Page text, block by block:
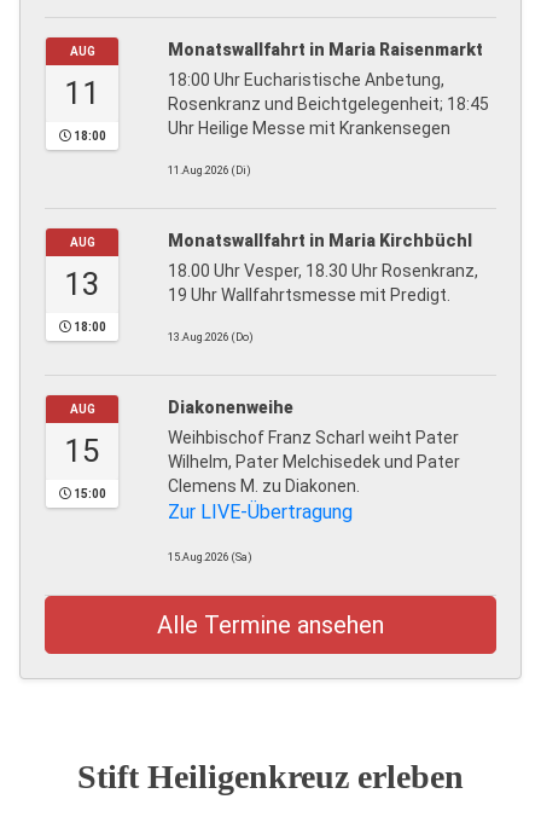
AUG
11
18:00
Monatswallfahrt in Maria Raisenmarkt
18:00 Uhr Eucharistische Anbetung,
Rosenkranz und Beichtgelegenheit; 18:45
Uhr Heilige Messe mit Krankensegen
11.Aug.2026 (Di)
AUG
13
18:00
Monatswallfahrt in Maria Kirchbüchl
18.00 Uhr Vesper, 18.30 Uhr Rosenkranz,
19 Uhr Wallfahrtsmesse mit Predigt.
13.Aug.2026 (Do)
AUG
15
15:00
Diakonenweihe
Weihbischof Franz Scharl weiht Pater
Wilhelm, Pater Melchisedek und Pater
Clemens M. zu Diakonen.
Zur LIVE-Übertragung
15.Aug.2026 (Sa)
Alle Termine ansehen
Stift Heiligenkreuz erleben